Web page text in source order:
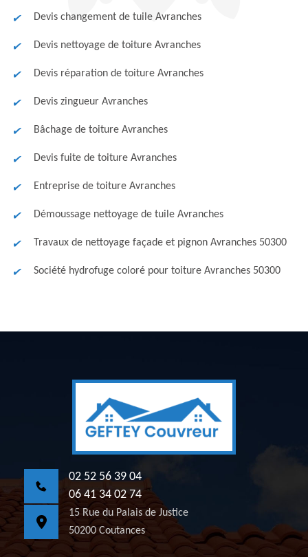
Devis changement de tuile Avranches
Devis nettoyage de toiture Avranches
Devis réparation de toiture Avranches
Devis zingueur Avranches
Bâchage de toiture Avranches
Devis fuite de toiture Avranches
Entreprise de toiture Avranches
Démoussage nettoyage de tuile Avranches
Travaux de nettoyage façade et pignon Avranches 50300
Société hydrofuge coloré pour toiture Avranches 50300
02 52 56 39 04
06 41 34 02 74
15 Rue du Palais de Justice
50200 Coutances